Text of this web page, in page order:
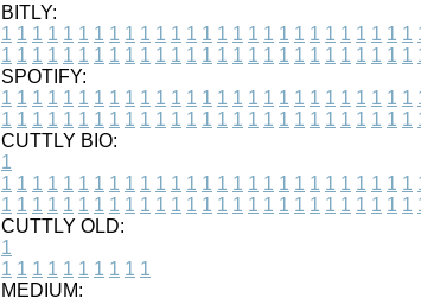
BITLY:
1 1 1 1 1 1 1 1 1 1 1 1 1 1 1 1 1 1 1 1 1 1 1 1 1 1 1
1 1 1 1 1 1 1 1 1 1 1 1 1 1 1 1 1 1 1 1 1 1 1 1 1 1 1
SPOTIFY:
1 1 1 1 1 1 1 1 1 1 1 1 1 1 1 1 1 1 1 1 1 1 1 1 1 1 1
1 1 1 1 1 1 1 1 1 1 1 1 1 1 1 1 1 1 1 1 1 1 1 1 1 1 1
CUTTLY BIO:
1
1 1 1 1 1 1 1 1 1 1 1 1 1 1 1 1 1 1 1 1 1 1 1 1 1 1 1
1 1 1 1 1 1 1 1 1 1 1 1 1 1 1 1 1 1 1 1 1 1 1 1 1 1 1
CUTTLY OLD:
1
1 1 1 1 1 1 1 1 1 1
MEDIUM: